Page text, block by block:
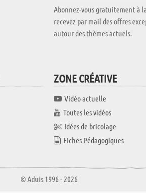
Abonnez-vous gratuitement à
recevez par mail des offres
autour des thèmes actuels.
ZONE CRÉATIVE
Vidéo actuelle
Toutes les vidéos
Idées de bricolage
Fiches Pédagogiques
© Aduis 1996 - 2026